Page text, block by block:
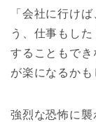
「会社に行け
う、仕事もし
することもで
が楽になるかも
強烈な恐怖に